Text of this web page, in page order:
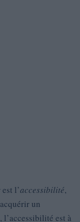
l’accessibilité,
un
est à